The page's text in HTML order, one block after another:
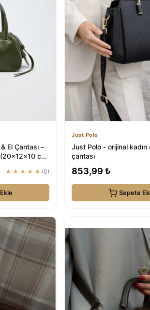
El Çantası –
cm)
★★★★★ (0)
Just Polo
Just Polo - orijinal kadın
çantası
853,99 ₺
Sepete